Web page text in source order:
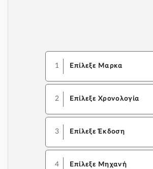
1 Επίλεξε Μαρκα
2 Επίλεξε Χρονολογία
3 Επίλεξε Έκδοση
4 Επίλεξε Μηχανή